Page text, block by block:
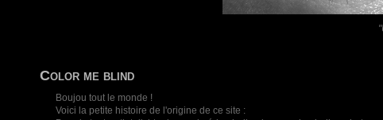
Color me blind
Boujou tout le monde !
Voici la petite histoire de l'origine de ce site :